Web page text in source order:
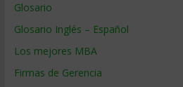
Glosario
Glosario Inglés – Español
Los mejores MBA
Firmas de Gerencia